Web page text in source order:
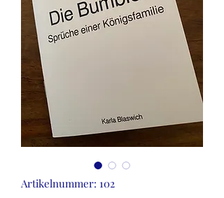
Artikelnummer: 102